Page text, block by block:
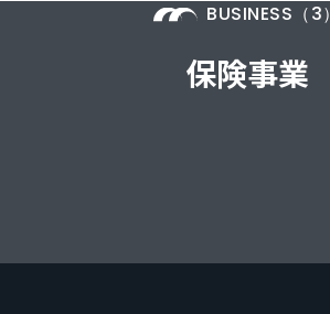
BUSINESS（3）
保険事業